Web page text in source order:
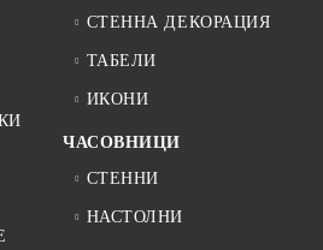
СТЕННА ДЕКОРАЦИЯ
ТАБЕЛИ
ИКОНИ
ЧАСОВНИЦИ
СТЕННИ
НАСТОЛНИ